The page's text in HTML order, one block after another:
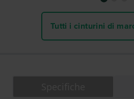
Tutti i cinturini di